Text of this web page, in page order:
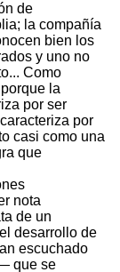
de
la compañía
bien los
y uno no
Como
la
por ser
por
casi como una
que
nota
de un
desarrollo de
escuchado
que se